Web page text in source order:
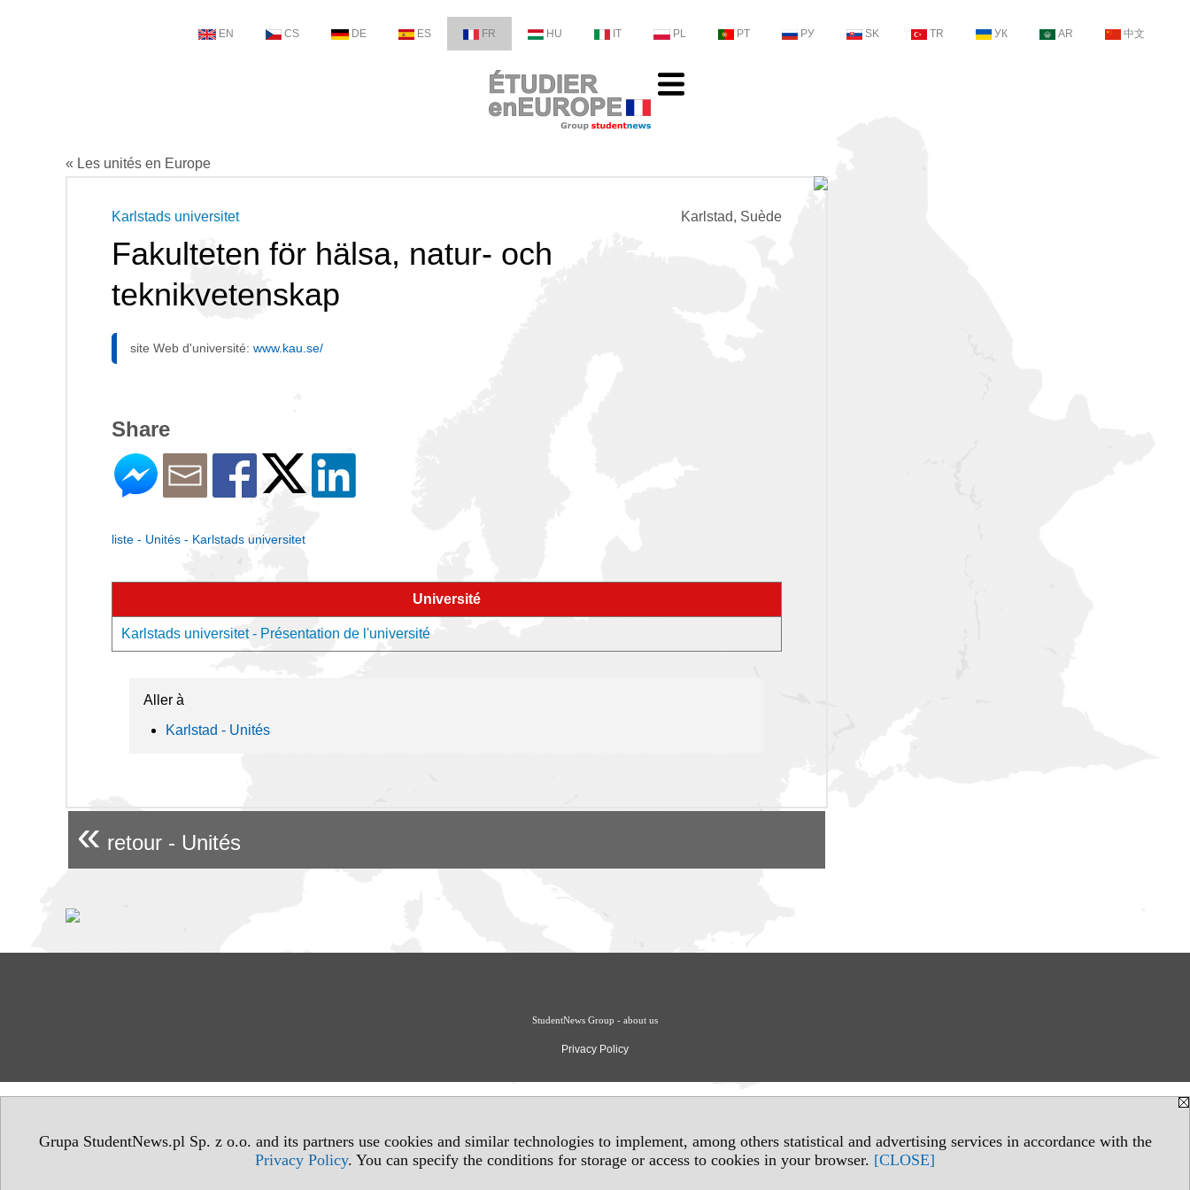
Grupa StudentNews.pl Sp. z o.o. and its partners use cookies and similar technologies to implement, among others statistical and advertising services in accordance with the
Privacy Policy. You can specify the conditions for storage or access to cookies in your browser. [CLOSE]
EN CS DE ES FR HU IT PL PT РУ SK TR УК AR 中文
« Les unités en Europe
Karlstad, Suède
Karlstads universitet
Fakulteten för hälsa, natur- och
teknikvetenskap
site Web d'université: www.kau.se/
Share
liste - Unités - Karlstads universitet
Université
Karlstads universitet - Présentation de l'université
Aller à
Karlstad - Unités
« retour - Unités
StudentNews Group - about us
Privacy Policy